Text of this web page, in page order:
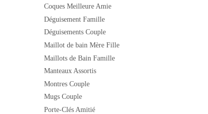
Coques Meilleure Amie
Déguisement Famille
Déguisements Couple
Maillot de bain Mère Fille
Maillots de Bain Famille
Manteaux Assortis
Montres Couple
Mugs Couple
Porte-Clés Amitié